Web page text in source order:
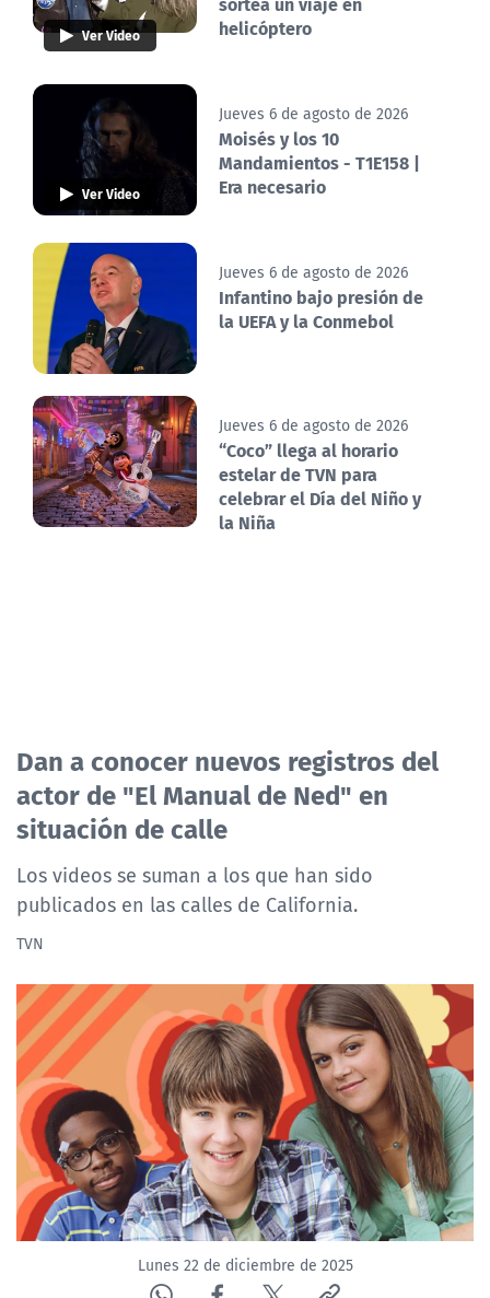
Ver Video
helicóptero
Ver Video
Jueves 6 de agosto de 2026
Moisés y los 10
Mandamientos - T1E158 |
Era necesario
Jueves 6 de agosto de 2026
Infantino bajo presión de
la UEFA y la Conmebol
Jueves 6 de agosto de 2026
“Coco” llega al horario
estelar de TVN para
celebrar el Día del Niño y
la Niña
Dan a conocer nuevos registros del
actor de "El Manual de Ned" en
situación de calle
Los videos se suman a los que han sido
publicados en las calles de California.
TVN
Lunes 22 de diciembre de 2025